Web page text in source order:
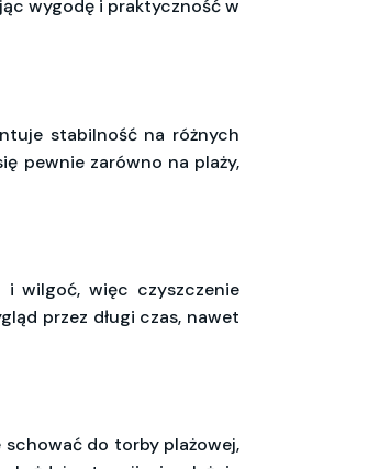
wygodę i praktyczność w
stabilność na różnych
pewnie zarówno na plaży,
i wilgoć, więc czyszczenie
przez długi czas, nawet
schować do torby plażowej,